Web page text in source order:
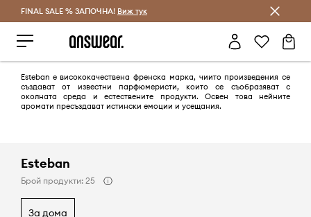
Спестявай с Answear Club
FINAL SALE % ЗАПОЧНА! Виж тук
Esteban е висококачествена френска марка, чиито произведения се
създават от известни парфюмеристи, които се съобразяват с
околната среда и естествените продукти. Освен това нейните
аромати пресъздават истински емоции и усещания.
Esteban
Брой продукти: 25
за дома